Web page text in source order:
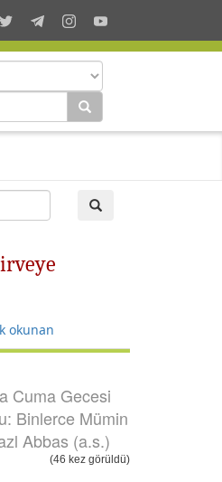
okunan
Cuma Gecesi
Binlerce Mümin
Abbas (a.s.)
(46 kez görüldü)